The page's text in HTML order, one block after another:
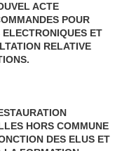
ACTE
POUR
ET
RELATIVE
HORS COMMUNE
DES ELUS ET